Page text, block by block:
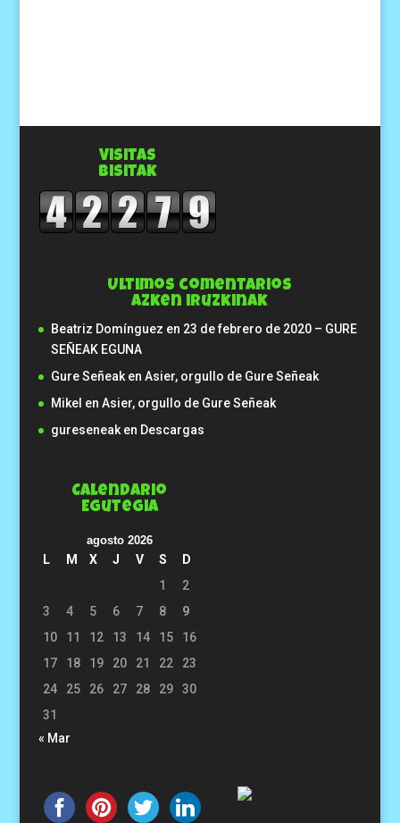
Visitas
Bisitak
Ultimos comentarios
Azken iruzkinak
Beatriz Domínguez en 23 de febrero de 2020 – GURE
SEÑEAK EGUNA
Gure Señeaken Asier, orgullo de Gure Señeak
Mikel en Asier, orgullo de Gure Señeak
gureseneaken Descargas
Calendario
Egutegia
agosto 2026
L M X J V S
D
1
2
3
4 5 6 7 8
9
10
11 12 13 14 15
16
17
18 19 20 21 22
23
24
25 26 27 28 29
30
31
« Mar